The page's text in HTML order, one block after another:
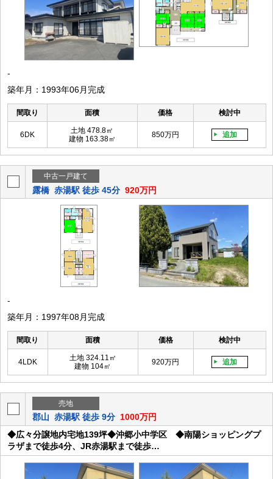
-
築年月：1993年06月完成
間取り 面積 価格 検討中
6DK
土地 478.8㎡
建物 163.38㎡
850万円 追加
中古一戸建て
露橋 赤湯駅 徒歩 45分 920万円
-
築年月：1997年08月完成
間取り 面積 価格 検討中
4LDK
土地 324.11㎡
建物 104㎡
920万円 追加
売地
郡山 赤湯駅 徒歩 9分 1000万円
◆広々分譲地内宅地139坪◆沖郷小中学区 ◆南陽ショッピングプ
ラザまで徒歩4分、JR赤湯駅まで徒歩…